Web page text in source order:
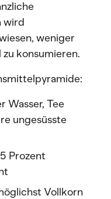
wird
weniger
konsumieren.
Wasser, Tee
ungesüsste
Prozent
Vollkorn